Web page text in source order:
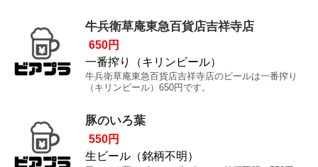
牛兵衛草庵東急百貨店吉祥寺店
650円
一番搾り（キリンビール）
牛兵衛草庵東急百貨店吉祥寺店のビールは一番搾り
（キリンビール）650円です。
豚のいろ葉
550円
生ビール（銘柄不明）